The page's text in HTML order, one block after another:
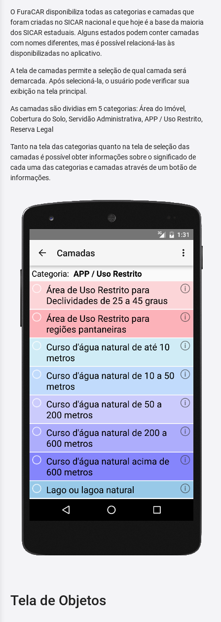
O FuraCAR disponibiliza todas as categorias e camadas que
foram criadas no SICAR nacional e que hoje é a base da maioria
dos SICAR estaduais. Alguns estados podem conter camadas
com nomes diferentes, mas é possível relacioná-las às
disponibilizadas no aplicativo.
A tela de camadas permite a seleção de qual camada será
demarcada. Após selecioná-la, o usuário pode verificar sua
exibição na tela principal.
As camadas são dividias em 5 categorias: Área do Imóvel,
Cobertura do Solo, Servidão Administrativa, APP / Uso Restrito,
Reserva Legal
Tanto na tela das categorias quanto na tela de seleção das
camadas é possível obter informações sobre o significado de
cada uma das categorias e camadas através de um botão de
informações.
Tela de Objetos